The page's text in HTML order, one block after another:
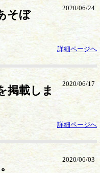
2020/06/24
そぼ
詳細ページへ
2020/06/17
掲載しま
詳細ページへ
2020/06/03